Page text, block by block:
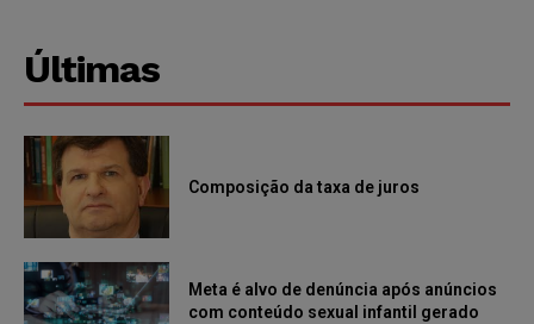
Últimas
Composição da taxa de juros
Meta é alvo de denúncia após anúncios
com conteúdo sexual infantil gerado